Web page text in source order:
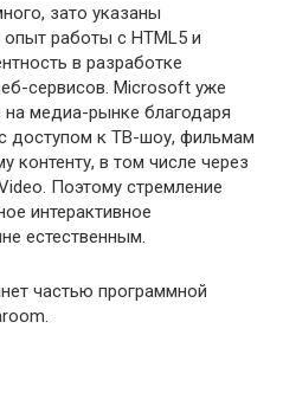
зато указаны
опыт работы с HTML5 и
в разработке
сервисов. Microsoft уже
на медиа-рынке благодаря
доступом к ТВ-шоу, фильмам
контенту, в том числе через
Поэтому стремление
интерактивное
естественным.
частью программной